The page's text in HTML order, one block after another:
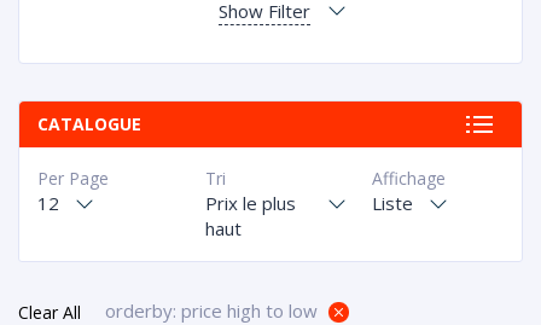
Show Filter
CATALOGUE
Affichage
Liste
Tri
Prix le plus
haut
Per Page
12
Clear All orderby: price high to low